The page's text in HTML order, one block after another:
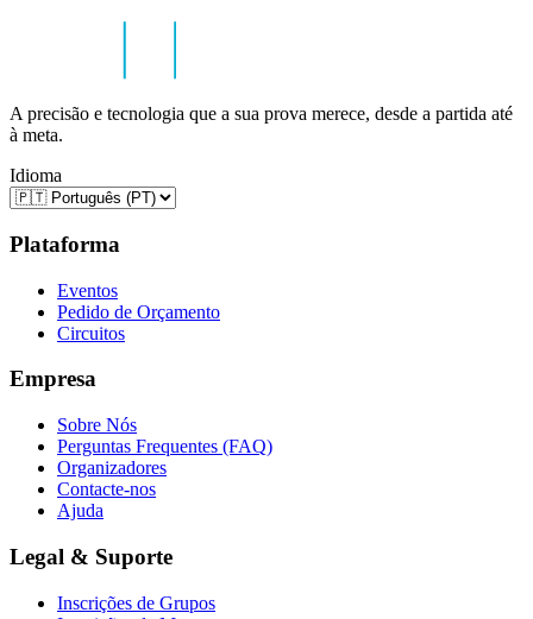
A precisão e tecnologia que a sua prova merece, desde a partida até
à meta.
Idioma
Plataforma
Eventos
Pedido de Orçamento
Circuitos
Empresa
Sobre Nós
Perguntas Frequentes (FAQ)
Organizadores
Contacte-nos
Ajuda
Legal & Suporte
Inscrições de Grupos